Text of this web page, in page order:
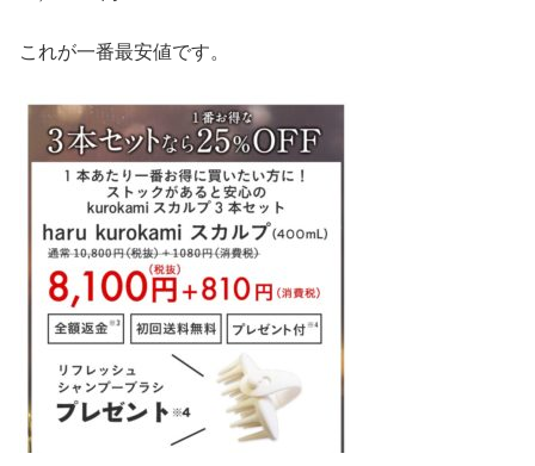
これが一番最安値です。